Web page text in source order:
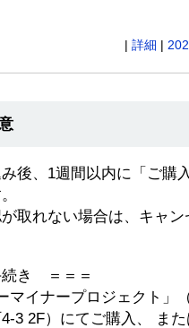
|詳細 |
後、1週間以内に「ご購
取れない場合は、キャ
き ＝＝＝
マイナープロジェクト」
3 2F）にてご購入、 ま